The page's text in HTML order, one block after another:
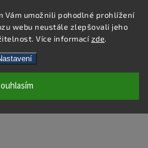
Vám umožnili pohodlné prohlížení
webu neustále zlepšovali jeho
Více informacízde.
Hledat